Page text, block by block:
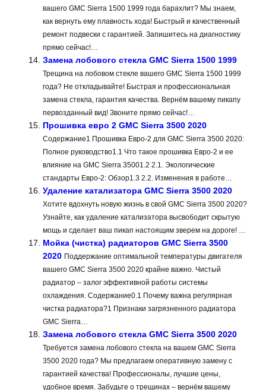
вашего GMC Sierra 1500 1999 года барахлит? Мы знаем,
как вернуть ему плавность хода! Быстрый и качественный
ремонт подвески с гарантией. Запишитесь на диагностику
прямо сейчас!…
Замена лобового стекла GMC Sierra 1500 1999
Трещина на лобовом стекле вашего GMC Sierra 1500 1999
года? Не откладывайте! Быстрая и профессиональная
замена стекла, гарантия качества. Вернём вашему пикапу
первозданный вид! Звоните прямо сейчас!…
Прошивка евро 2 GMC Sierra 3500 2020
Содержание1 Прошивка Евро-2 для GMC Sierra 3500 2020:
Полное руководство1.1 Что такое прошивка Евро-2 и ее
влияние на GMC Sierra 35001.2 2.1. Экологические
стандарты Евро-2: Обзор1.3 2.2. Изменения в работе…
Удаление катализатора GMC Sierra 3500 2020
Хотите вдохнуть новую жизнь в свой GMC Sierra 3500 2020?
Узнайте, как удаление катализатора высвободит скрытую
мощь и сделает ваш пикап настоящим зверем на дороге! …
Мойка (чистка) радиаторов GMC Sierra 3500
2020 Поддержание оптимальной температуры двигателя
вашего GMC Sierra 3500 2020 крайне важно. Чистый
радиатор – залог эффективной работы системы
охлаждения. Содержание0.1 Почему важна регулярная
чистка радиатора?1 Признаки загрязненного радиатора
GMC Sierra…
Замена лобового стекла GMC Sierra 3500 2020
Требуется замена лобового стекла на вашем GMC Sierra
3500 2020 года? Мы предлагаем оперативную замену с
гарантией качества! Профессионалы, лучшие цены,
удобное время. Забудьте о трещинах – вернём вашему